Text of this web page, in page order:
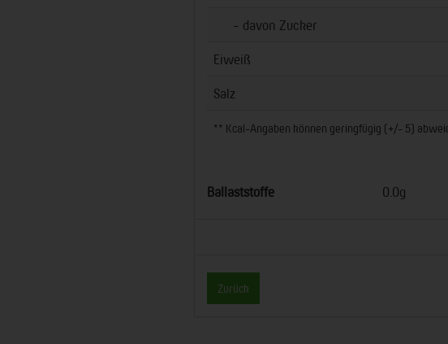
- davon Zucker
Eiweiß
Salz
** Kcal-Angaben können geringfügig (+/- 5)
Ballaststoffe 0.0g
Zurück